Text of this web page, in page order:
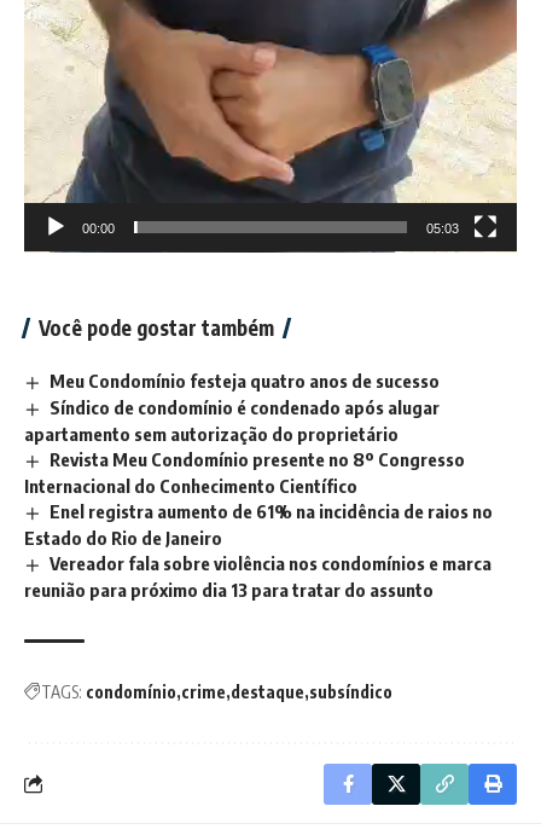
00:00 05:03
Você pode gostar também
Meu Condomínio festeja quatro anos de sucesso
Síndico de condomínio é condenado após alugar
apartamento sem autorização do proprietário
Revista Meu Condomínio presente no 8º Congresso
Internacional do Conhecimento Científico
Enel registra aumento de 61% na incidência de raios no
Estado do Rio de Janeiro
Vereador fala sobre violência nos condomínios e marca
reunião para próximo dia 13 para tratar do assunto
TAGS: condomínio crime destaque subsíndico